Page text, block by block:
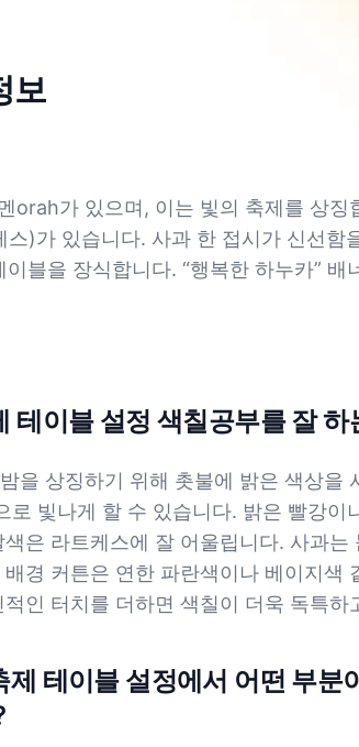
보
orah가 있으며, 이는 빛의 축제를 상징
)가 있습니다. 사과 한 접시가 신선함
블을 장식합니다. “행복한 하누카” 배
테이블 설정 색칠공부를 잘 하
을 상징하기 위해 촛불에 밝은 색상을
로 빛나게 할 수 있습니다. 밝은 빨강이
은 라트케스에 잘 어울립니다. 사과는
경 커튼은 연한 파란색이나 베이지색
인 터치를 더하면 색칠이 더욱 독특하
제 테이블 설정에서 어떤 부분